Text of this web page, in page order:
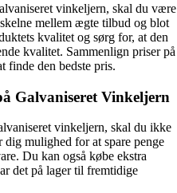
vinkeljern, skal du være
mellem ægte tilbud og blot
kvalitet og sørg for, at den
kvalitet. Sammenlign priser på
finde den bedste pris.
Galvaniseret Vinkeljern
vinkeljern, skal du ikke
mulighed for at spare penge
Du kan også købe ekstra
det på lager til fremtidige